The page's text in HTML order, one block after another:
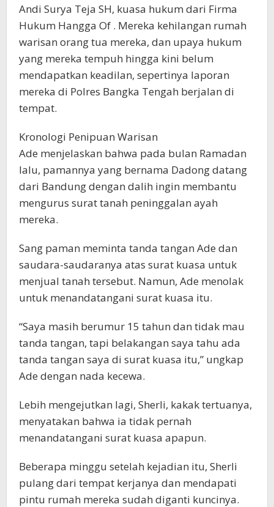
Andi Surya Teja SH, kuasa hukum dari Firma
Hukum Hangga Of . Mereka kehilangan rumah
warisan orang tua mereka, dan upaya hukum
yang mereka tempuh hingga kini belum
mendapatkan keadilan, sepertinya laporan
mereka di Polres Bangka Tengah berjalan di
tempat.
Kronologi Penipuan Warisan
Ade menjelaskan bahwa pada bulan Ramadan
lalu, pamannya yang bernama Dadong datang
dari Bandung dengan dalih ingin membantu
mengurus surat tanah peninggalan ayah
mereka.
Sang paman meminta tanda tangan Ade dan
saudara-saudaranya atas surat kuasa untuk
menjual tanah tersebut. Namun, Ade menolak
untuk menandatangani surat kuasa itu.
“Saya masih berumur 15 tahun dan tidak mau
tanda tangan, tapi belakangan saya tahu ada
tanda tangan saya di surat kuasa itu,” ungkap
Ade dengan nada kecewa.
Lebih mengejutkan lagi, Sherli, kakak tertuanya,
menyatakan bahwa ia tidak pernah
menandatangani surat kuasa apapun.
Beberapa minggu setelah kejadian itu, Sherli
pulang dari tempat kerjanya dan mendapati
pintu rumah mereka sudah diganti kuncinya.